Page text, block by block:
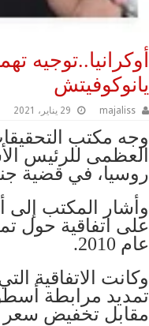
أوكرانيا..توجيه
يانوكوفيتش
majaliss 29 يناير، 2021
وجه مكتب
العظمى للرئيس
روسيا، في قضية
وأشار المكتب إلى
على اتفاقية حول
عام 2010.
وكانت الاتفاقية
مقابل تخفيض سعر